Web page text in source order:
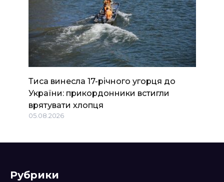
Тиса винесла 17-річного угорця до
України: прикордонники встигли
врятувати хлопця
05.08.2026
Рубрики